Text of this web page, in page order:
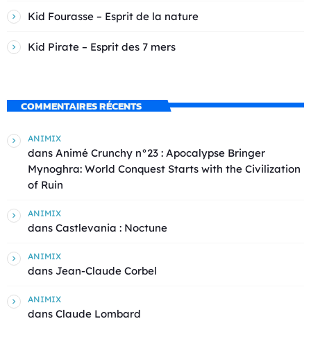
Kid Fourasse – Esprit de la nature
Kid Pirate – Esprit des 7 mers
COMMENTAIRES RÉCENTS
ANIMIX
dans Animé Crunchy n°23 : Apocalypse Bringer
Mynoghra: World Conquest Starts with the Civilization
of Ruin
ANIMIX
dans Castlevania : Noctune
ANIMIX
dans Jean-Claude Corbel
ANIMIX
dans Claude Lombard